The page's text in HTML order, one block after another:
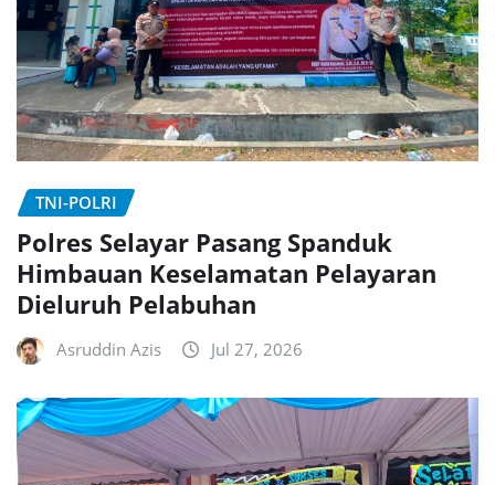
TNI-POLRI
Polres Selayar Pasang Spanduk
Himbauan Keselamatan Pelayaran
Dieluruh Pelabuhan
Asruddin Azis Jul 27, 2026